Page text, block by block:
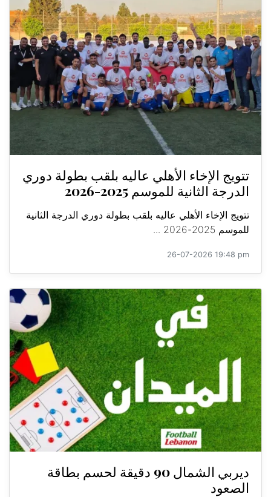
تتويج الإخاء الأهلي عاليه بلقب بطولة دوري
الدرجة الثانية للموسم 2025-2026
تتويج الإخاء الأهلي عاليه بلقب بطولة دوري الدرجة الثانية
للموسم 2025-2026 ...
26-07-2026 19:48 pm
ديربي الشمال 90 دقيقة لحسم بطاقة
الصعود